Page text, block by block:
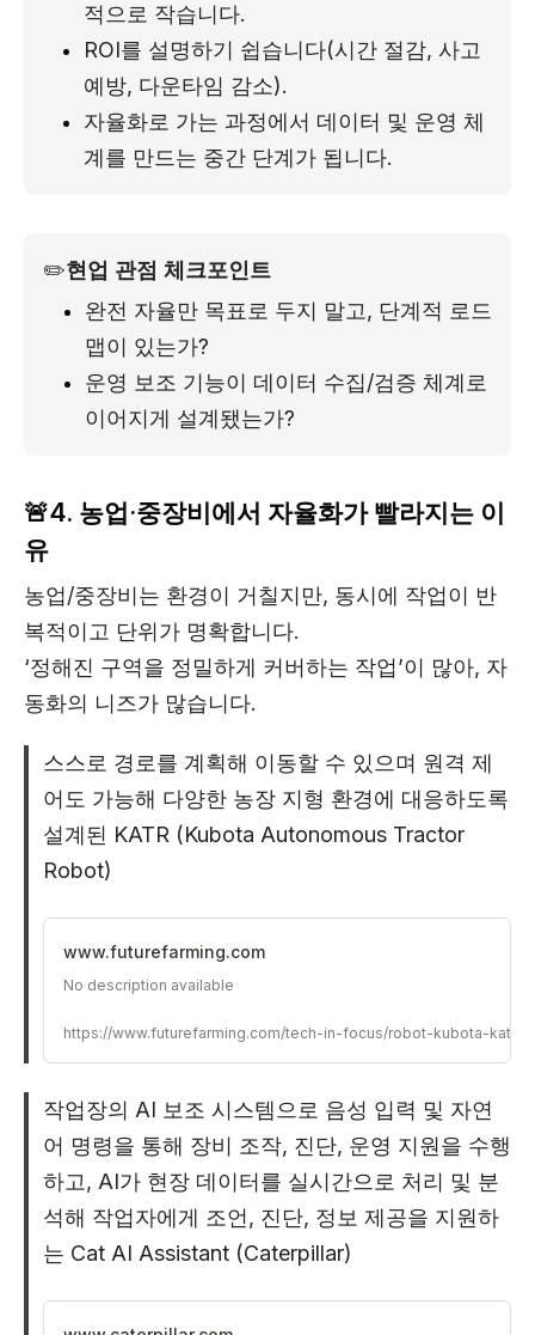
적으로 작습니다.
ROI를 설명하기 쉽습니다(시간 절감, 사고
예방, 다운타임 감소).
자율화로 가는 과정에서 데이터 및 운영 체
계를 만드는 중간 단계가 됩니다.
✏️현업 관점 체크포인트
완전 자율만 목표로 두지 말고, 단계적 로드
맵이 있는가?
운영 보조 기능이 데이터 수집/검증 체계로
이어지게 설계됐는가?
🚨4. 농업·중장비에서 자율화가 빨라지는 이
유
농업/중장비는 환경이 거칠지만, 동시에 작업이 반
복적이고 단위가 명확합니다.
‘정해진 구역을 정밀하게 커버하는 작업’이 많아, 자
동화의 니즈가 많습니다.
스스로 경로를 계획해 이동할 수 있으며 원격 제
어도 가능해 다양한 농장 지형 환경에 대응하도록
설계된 KATR (Kubota Autonomous Tractor
Robot)
www.futurefarming.com
No description available
https://www.futurefarming.com/tech-in-focus/robot-kubota-katr-
작업장의 AI 보조 시스템으로 음성 입력 및 자연
어 명령을 통해 장비 조작, 진단, 운영 지원을 수행
하고, AI가 현장 데이터를 실시간으로 처리 및 분
석해 작업자에게 조언, 진단, 정보 제공을 지원하
는 Cat AI Assistant (Caterpillar)